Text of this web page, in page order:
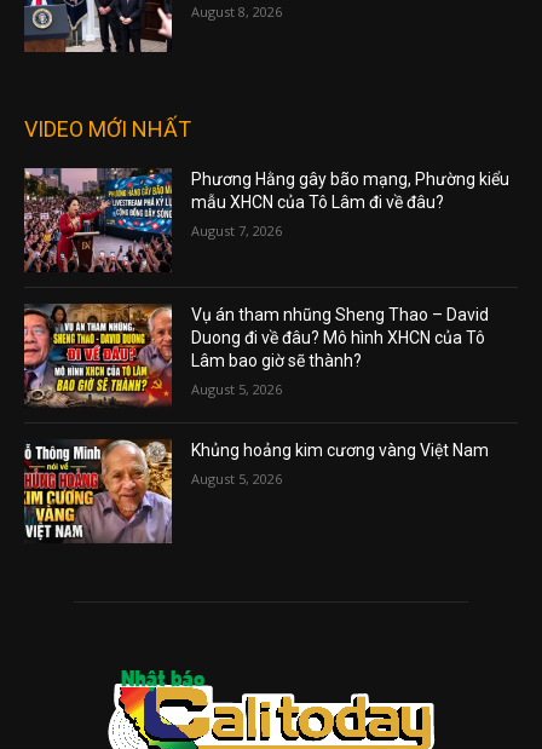
August 8, 2026
VIDEO MỚI NHẤT
Phương Hằng gây bão mạng, Phường kiểu
mẫu XHCN của Tô Lâm đi về đâu?
August 7, 2026
Vụ án tham nhũng Sheng Thao – David
Duong đi về đâu? Mô hình XHCN của Tô
Lâm bao giờ sẽ thành?
August 5, 2026
Khủng hoảng kim cương vàng Việt Nam
August 5, 2026